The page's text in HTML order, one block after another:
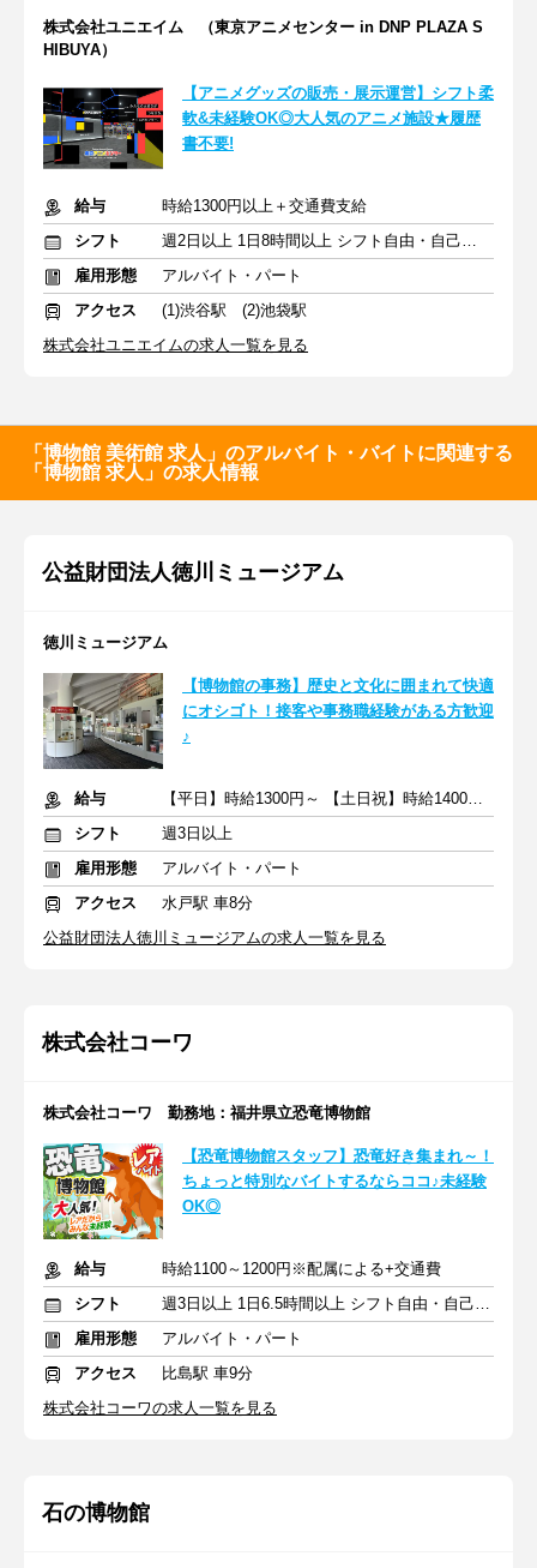
株式会社ユニエイム （東京アニメセンター in DNP PLAZA S
HIBUYA）
【アニメグッズの販売・展示運営】シフト柔
軟&未経験OK◎大人気のアニメ施設★履歴
書不要!
給与
時給1300円以上＋交通費支給
シフト
週2日以上 1日8時間以上 シフト自由・自己申告
雇用形態
アルバイト・パート
アクセス
(1)渋谷駅 (2)池袋駅
株式会社ユニエイムの求人一覧を見る
「博物館 美術館 求人」のアルバイト・バイトに関連する
「博物館 求人」の求人情報
公益財団法人徳川ミュージアム
徳川ミュージアム
【博物館の事務】歴史と文化に囲まれて快適
にオシゴト！接客や事務職経験がある方歓迎
♪
給与
【平日】時給1300円～ 【土日祝】時給1400円～ ※2カ月間
シフト
週3日以上
雇用形態
アルバイト・パート
アクセス
水戸駅 車8分
公益財団法人徳川ミュージアムの求人一覧を見る
株式会社コーワ
株式会社コーワ 勤務地：福井県立恐竜博物館
【恐竜博物館スタッフ】恐竜好き集まれ～！
ちょっと特別なバイトするならココ♪未経験
OK◎
給与
時給1100～1200円※配属による+交通費
シフト
週3日以上 1日6.5時間以上 シフト自由・自己申告
雇用形態
アルバイト・パート
アクセス
比島駅 車9分
株式会社コーワの求人一覧を見る
石の博物館